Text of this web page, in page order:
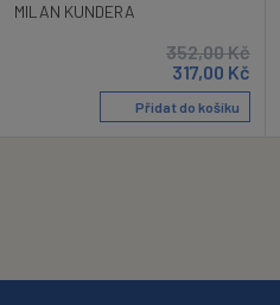
MILAN KUNDERA
352,00Kč
317,00 Kč
Přidat do košíku